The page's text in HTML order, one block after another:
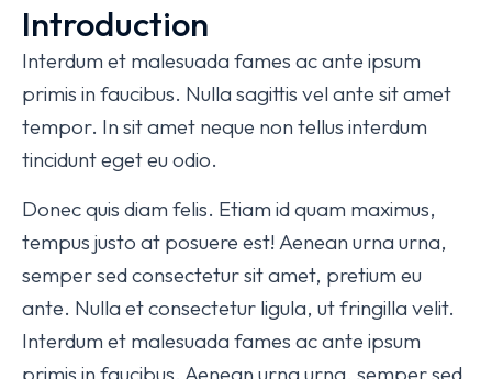
Introduction
Interdum et malesuada fames ac ante ipsum
primis in faucibus. Nulla sagittis vel ante sit amet
tempor. In sit amet neque non tellus interdum
tincidunt eget eu odio.
Donec quis diam felis. Etiam id quam maximus,
tempus justo at posuere est! Aenean urna urna,
semper sed consectetur sit amet, pretium eu
ante. Nulla et consectetur ligula, ut fringilla velit.
Interdum et malesuada fames ac ante ipsum
primis in faucibus. Aenean urna urna, semper sed